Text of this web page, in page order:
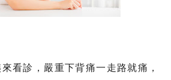
看診，嚴重下背痛一走路就痛，